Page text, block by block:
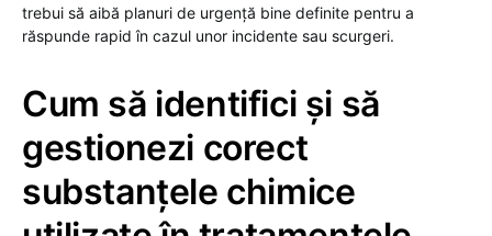
trebui să aibă planuri de urgență bine definite pentru a
răspunde rapid în cazul unor incidente sau scurgeri.
Cum să identifici și să
gestionezi corect
substanțele chimice